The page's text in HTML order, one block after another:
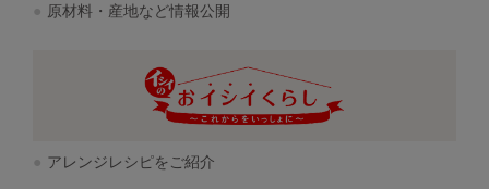
原材料・産地など情報公開
アレンジレシピをご紹介